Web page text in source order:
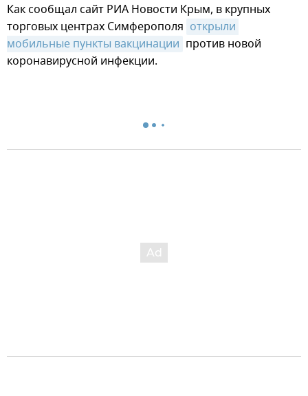
Как сообщал сайт РИА Новости Крым, в крупных
торговых центрах Симферополя открыли
мобильные пункты вакцинации против новой
коронавирусной инфекции.